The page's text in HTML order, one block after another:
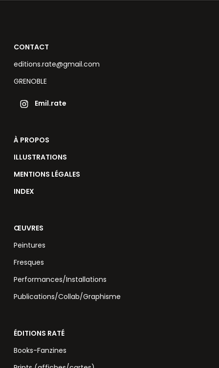
CONTACT
editions.rate@gmail.com
GRENOBLE
Emil.rate
À PROPOS
ILLUSTRATIONS
MENTIONS LÉGALES
INDEX
ŒUVRES
Peintures
Fresques
Performances/Installations
Publications/Collab/Graphisme
ÉDITIONS RATÉ
Books-Fanzines